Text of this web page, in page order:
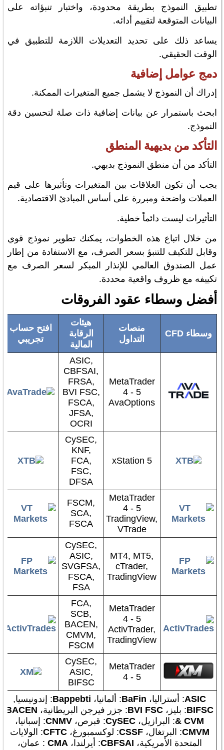
تطبيق النموذج بطريقة محدودة، واختبار تنبؤاته على
البيانات المتوقعة لتقييم أدائه.
يساعد ذلك على تحديد التعديلات اللازمة للتطبيق في
الوقت الحقيقي.
دمج عوامل إضافية
إدراك أن النموذج لا يشمل جميع المتغيرات الممكنة.
ابحث باستمرار عن بيانات إضافية ذات صلة لتحسين دقة
النموذج.
التأكد من بديهية المنطق
التأكد من أن منطق النموذج بديهي.
يجب أن تكون العلاقات بين المتغيرات وتأثيرها على قيم
العملات واضحة ومبررة على أساس المبادئ الاقتصادية.
التأثيرات ليست دائماً خطية.
من خلال اتباع هذه الخطوات، يمكنك تطوير نموذج قوي
وقابل للتكيف للتنبؤ بسعر الصرف، مع الاستفادة من إطار
عمل الصندوق العالمي للإنذار المبكر لسعر الصرف مع
تكييفه مع ظروف واقعية محددة.
أفضل وسطاء عقود الفروقات
وسطاء CFD
منصات
التداول
هيئات
الرقابة
المالية
افتح حساب
تجريبي
MetaTrader
4 - 5
AvaOptions
ASIC,
CBFSAI,
FRSA,
BVI FSC,
FSCA,
JFSA,
OCRI
xStation 5
CySEC,
KNF,
FCA,
FSC,
DFSA
MetaTrader
4 - 5
TradingView,
VTrade
FSCM,
SCA,
FSCA
MT4, MT5,
cTrader,
TradingView
CySEC,
ASIC,
SVGFSA,
FSCA,
FSA
MetaTrader
4 - 5
ActivTrader,
TradingView
FCA,
SCB,
BACEN,
CMVM,
FSCM
MetaTrader
4 - 5
CySEC,
ASIC,
BIFSC
ASIC: أستراليا، BaFin: ألمانيا، Bappebti: إندونيسيا,
BIFSC: بليز، BVI FSC: جزر فيرجن البريطانية، BACEN
& CVM: البرازيل، CySEC: قبرص، CNMV: إسبانيا،
CMVM: البرتغال،CSSF: لوكسمبورغ،CFTC: الولايات
المتحدة الأمريكية، CBFSAI: أيرلندا،CMA : عمان،